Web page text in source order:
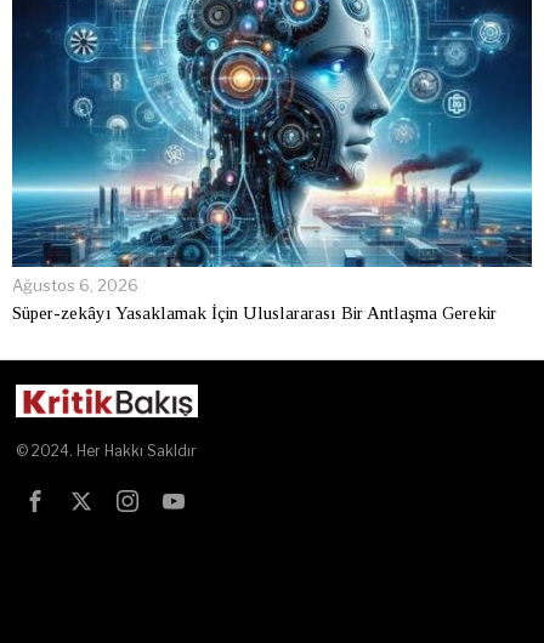
Ağustos 6, 2026
Süper-zekâyı Yasaklamak İçin Uluslararası Bir Antlaşma Gerekir
© 2024. Her Hakkı Sakldır